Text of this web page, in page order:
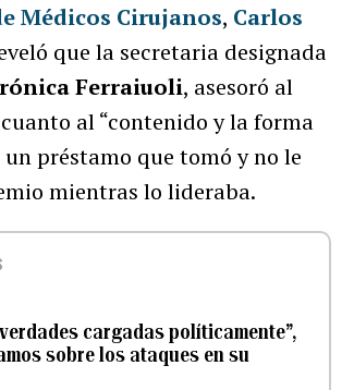
Médicos Cirujanos, Carlos
que la secretaria designada
Ferraiuoli, asesoró al
al “contenido y la forma
un préstamo que tomó y no le
mientras lo lideraba.
cargadas políticamente”,
sobre los ataques en su